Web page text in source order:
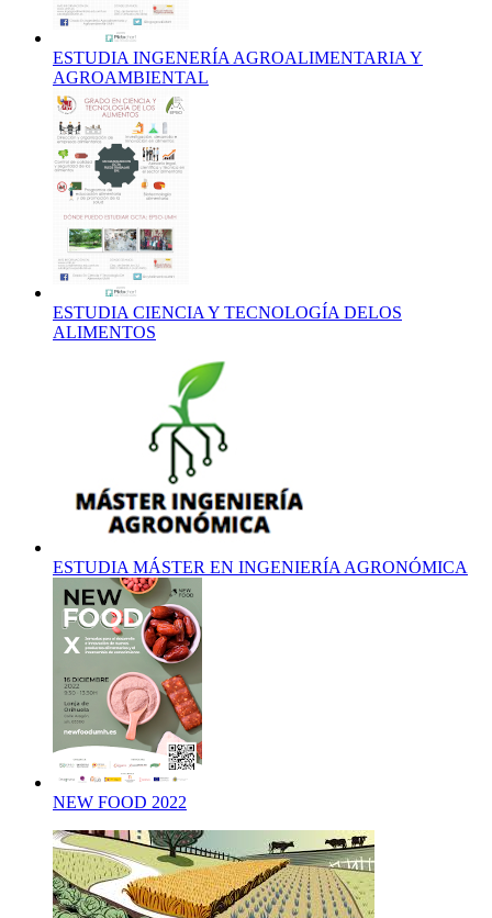
ESTUDIA INGENERÍA AGROALIMENTARIA Y
AGROAMBIENTAL
ESTUDIA CIENCIA Y TECNOLOGÍA DELOS
ALIMENTOS
ESTUDIA MÁSTER EN INGENIERÍA AGRONÓMICA
NEW FOOD 2022